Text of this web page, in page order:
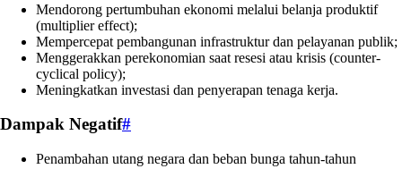
Mendorong pertumbuhan ekonomi melalui belanja produktif
(multiplier effect);
Mempercepat pembangunan infrastruktur dan pelayanan publik;
Menggerakkan perekonomian saat resesi atau krisis (counter-
cyclical policy);
Meningkatkan investasi dan penyerapan tenaga kerja.
Dampak Negatif#
Penambahan utang negara dan beban bunga tahun-tahun